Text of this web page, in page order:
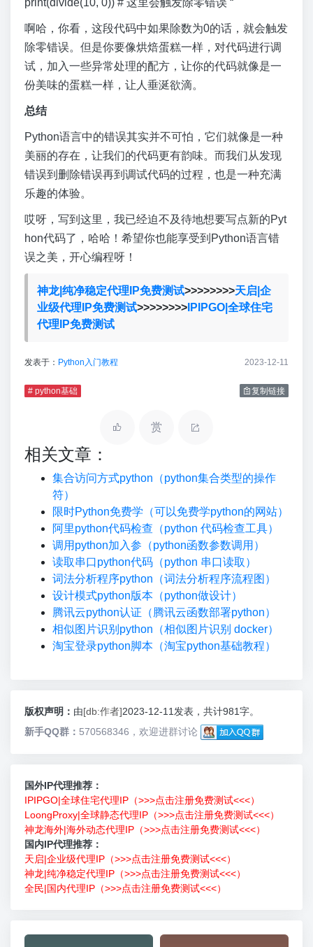
print(divide(10, 0)) # 这里会触发除零错误 “`
啊哈，你看，这段代码中如果除数为0的话，就会触发
除零错误。但是你要像烘焙蛋糕一样，对代码进行调
试，加入一些异常处理的配方，让你的代码就像是一
份美味的蛋糕一样，让人垂涎欲滴。
总结
Python语言中的错误其实并不可怕，它们就像是一种
美丽的存在，让我们的代码更有韵味。而我们从发现
错误到删除错误再到调试代码的过程，也是一种充满
乐趣的体验。
哎呀，写到这里，我已经迫不及待地想要写点新的Pyt
hon代码了，哈哈！希望你也能享受到Python语言错
误之美，开心编程呀！
神龙|纯净稳定代理IP免费测试>>>>>>>>天启|企
业级代理IP免费测试>>>>>>>>IPIPGO|全球住宅
代理IP免费测试
发表于： Python入门教程 2023-12-11
# python基础 复制链接
赏
相关文章：
集合访问方式python（python集合类型的操作
符）
限时Python免费学（可以免费学python的网站）
阿里python代码检查（python 代码检查工具）
调用python加入参（python函数参数调用）
读取串口python代码（python 串口读取）
词法分析程序python（词法分析程序流程图）
设计模式python版本（python做设计）
腾讯云python认证（腾讯云函数部署python）
相似图片识别python（相似图片识别 docker）
淘宝登录python脚本（淘宝python基础教程）
版权声明： 由[db:作者]2023-12-11发表，共计981字。
新手QQ群： 570568346，欢迎进群讨论
国外IP代理推荐：
IPIPGO|全球住宅代理IP（>>>点击注册免费测试<<<）
LoongProxy|全球静态代理IP（>>>点击注册免费测试<<<）
神龙海外|海外动态代理IP（>>>点击注册免费测试<<<）
国内IP代理推荐：
天启|企业级代理IP（>>>点击注册免费测试<<<）
神龙|纯净稳定代理IP（>>>点击注册免费测试<<<）
全民|国内代理IP（>>>点击注册免费测试<<<）